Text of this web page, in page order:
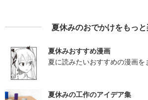
夏休みのおでかけをもっ
夏休みおすすめ漫画
夏に読みたいおすすめの漫画を
夏休みの工作のアイデア集